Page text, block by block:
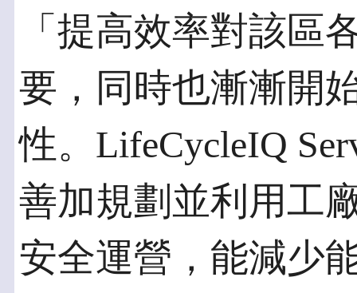
「提高效率對該區
要，同時也漸漸開
性。LifeCycleIQ
善加規劃並利用工
安全運營，能減少